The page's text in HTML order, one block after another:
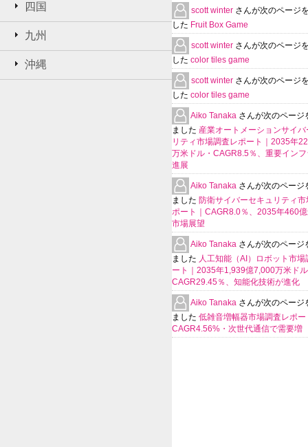
四国
九州
沖縄
scott winter さんが次のページ
した Fruit Box Game
scott winter さんが次のページ
した color tiles game
scott winter さんが次のページ
した color tiles game
Aiko Tanaka さんが次のページ
ました 産業オートメーションサイ
リティ市場調査レポート｜2035年
万米ドル・CAGR8.5％、重要イン
進展
Aiko Tanaka さんが次のページ
ました 防衛サイバーセキュリティ
ポート｜CAGR8.0％、2035年460
市場展望
Aiko Tanaka さんが次のページ
ました 人工知能（AI）ロボット市場
ート｜2035年1,939億7,000万米ド
CAGR29.45％、知能化技術が進化
Aiko Tanaka さんが次のページ
ました 低雑音増幅器市場調査レポー
CAGR4.56%・次世代通信で需要増